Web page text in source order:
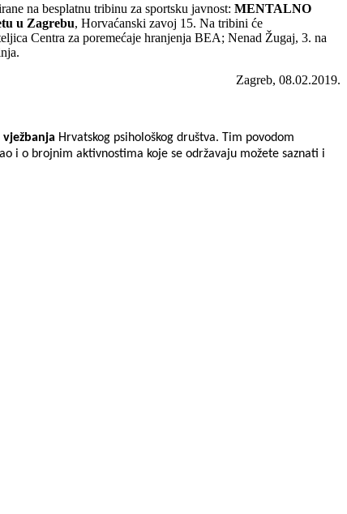
na besplatnu tribinu za sportsku javnost: MENTALNO
u Zagrebu, Horvaćanski zavoj 15. Na tribini će
Centra za poremećaje hranjenja BEA; Nenad Žugaj, 3. na
Zagreb, 08.02.2019.
Hrvatskog psihološkog društva. Tim povodom
i o brojnim aktivnostima koje se održavaju možete saznati i